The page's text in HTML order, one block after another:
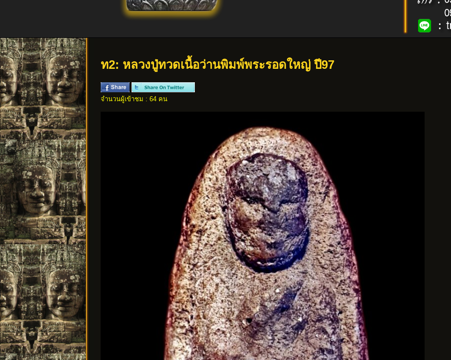
ท2: หลวงปู่ทวดเนื้อว่านพิมพ์พระรอดใหญ่ ปี97
จำนวนผู้เข้าชม : 64 คน